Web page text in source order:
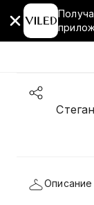
Описание